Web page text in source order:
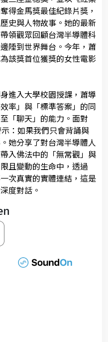
得金馬獎最佳紀錄片獎，
史與人物故事。她的最新
領觀眾回顧台灣半導體科
陲到世界舞台。今年，蕭
該獎首位獲獎的女性電影
進入大學校園授課，蕭導
率」與「標準答案」的同
「聊天」的能力。面對
：如果我們只會背誦與
她分享了對台灣半導體人
入佛法中的「無常觀」與
且變動的生命中，透過
次真實的實體連結，這是
度對話。